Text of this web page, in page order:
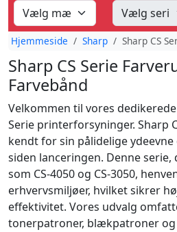
Hjemmeside Sharp Sharp CS
Sharp CS Serie
Farvebånd
Velkommen til vores
Serie printerforsyninger. Sharp
kendt for sin pålidelige
siden lanceringen. Denne
som CS-4050 og CS-3050,
erhvervsmiljøer, hvilket sikrer
effektivitet. Vores udvalg
tonerpatroner, blækpatroner og